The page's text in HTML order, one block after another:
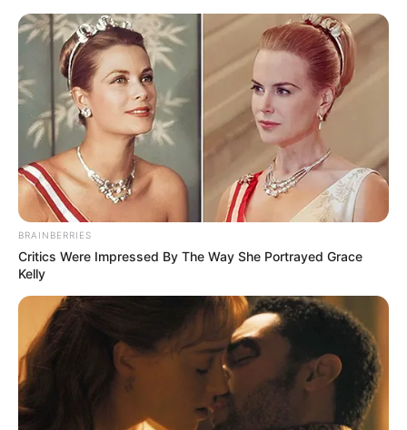
ที่มาจากmicane.jp
คนดวงดี คนโชคดี คำทำนาย ดวงดี
ปี2020
อันดับคนดวงดีที่สุดในปี 2020
ABOUT THE AUTHOR
เจ้าหมอดู
BRAINBERRIES
Critics Were Impressed By The Way She Portrayed Grace
Kelly